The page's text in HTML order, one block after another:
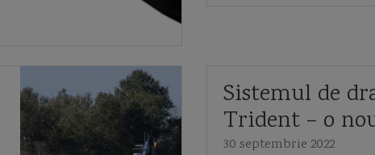
Sistemul de
Trident – o
30 septembrie 2022